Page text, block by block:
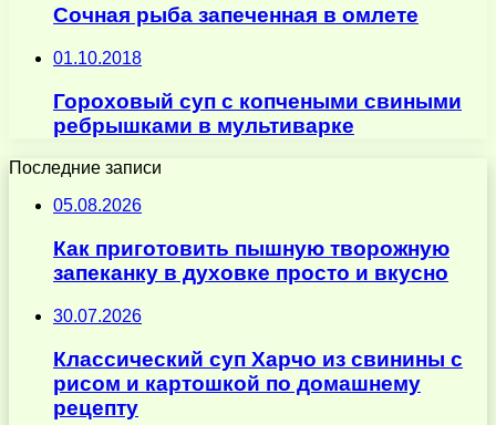
Сочная рыба запеченная в омлете
01.10.2018
Гороховый суп с копчеными свиными
ребрышками в мультиварке
Последние записи
05.08.2026
Как приготовить пышную творожную
запеканку в духовке просто и вкусно
30.07.2026
Классический суп Харчо из свинины с
рисом и картошкой по домашнему
рецепту